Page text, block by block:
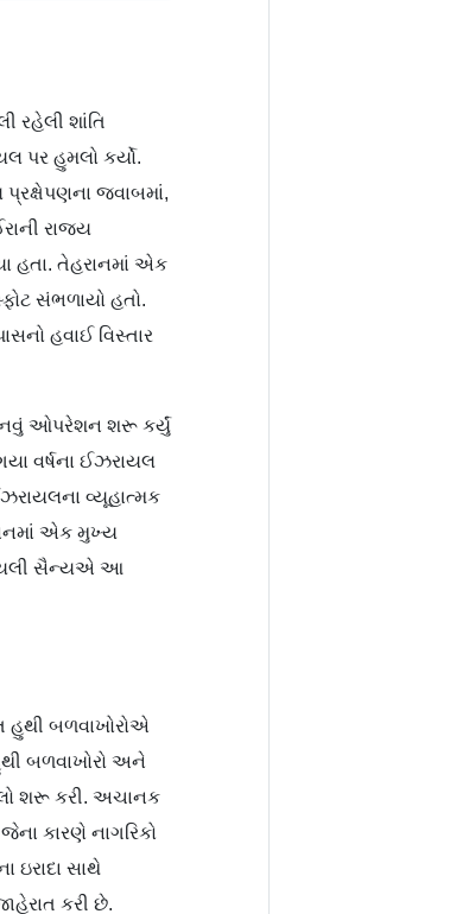
રહેલી શાંતિ
પર હુમલો કર્યો.
જવાબમાં,
રાજ્ય
હતા. તેહરાનમાં એક
સંભળાયો હતો.
હવાઈ વિસ્તાર
નવું ઓપરેશન શરૂ કર્યું
વર્ષના ઈઝરાયલ
વ્યૂહાત્મક
એક મુખ્ય
સૈન્યએ આ
હુથી બળવાખોરોએ
બળવાખોરો અને
શરૂ કરી. અચાનક
કારણે નાગરિકો
ઇરાદા સાથે
કરી છે.